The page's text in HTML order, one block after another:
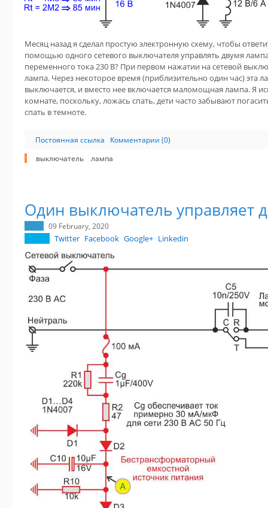
Месяц назад я сделал простую электронную схему, чтобы
помощью одного сетевого выключателя управлять двумя
переменного тока 230 В? При первом нажатии на сетевой
лампа. Через некоторое время (приблизительно один час) эта
выключается, и вместо нее включается маломощная лампа. Я
комнате, поскольку, ложась спать, дети часто забывают
спать в темноте.
Постоянная ссылка
Комментарии (0)
выключатель
лампа
Один выключатель управляет
09 February, 2020
Twitter Facebook Google+ Linkedin